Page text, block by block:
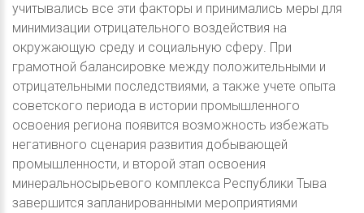
учитывались все эти факторы и принимались меры для
минимизации отрицательного воздействия на
окружающую среду и социальную сферу. При
грамотной балансировке между положительными и
отрицательными последствиями, а также учете опыта
советского периода в истории промышленного
освоения региона появится возможность избежать
негативного сценария развития добывающей
промышленности, и второй этап освоения
минеральносырьевого комплекса Республики Тыва
завершится запланированными мероприятиями